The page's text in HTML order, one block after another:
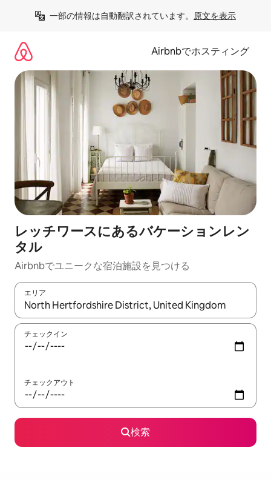
一部の情報は自動翻訳されています。 原文を表示
Airbnbでホスティング
レッチワースにあるバケーションレン
タル
Airbnbでユニークな宿泊施設を見つける
エリア
検索結果が表示されたら、上下の矢印キーを使って移動するか
チェックイン
チェックアウト
検索